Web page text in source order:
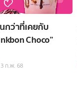
กว่าที่เคยกับ
Choco”
ก.พ. 68